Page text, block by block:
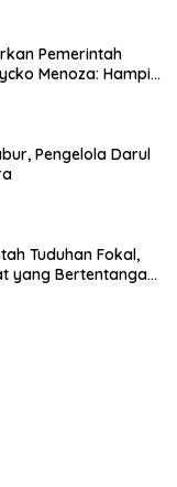
Pemerintah
Menoza: Hampir
Pengelola Darul
Tuduhan Fokal,
yang Bertentangan